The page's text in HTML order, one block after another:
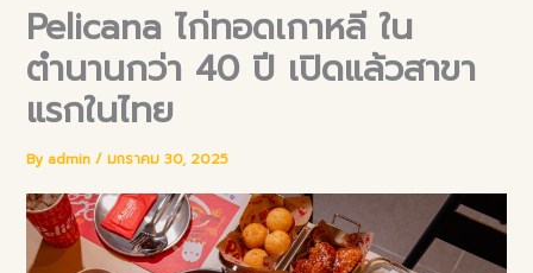
Pelicana ไก่ทอดเกาหลี ใน
ตำนานกว่า 40 ปี เปิดแล้วสาขา
แรกในไทย
Byadmin/มกราคม 30, 2025